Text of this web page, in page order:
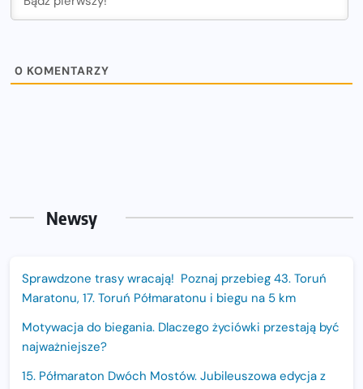
0 KOMENTARZY
Newsy
Sprawdzone trasy wracają! Poznaj przebieg 43. Toruń
Maratonu, 17. Toruń Półmaratonu i biegu na 5 km
Motywacja do biegania. Dlaczego życiówki przestają być
najważniejsze?
15. Półmaraton Dwóch Mostów. Jubileuszowa edycja z